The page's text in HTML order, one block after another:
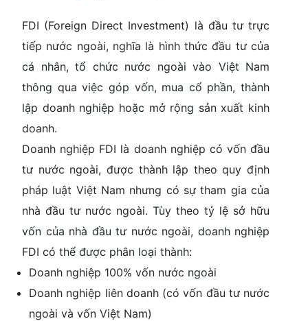
FDI (Foreign Direct Investment) là đầu tư trực
tiếp nước ngoài, nghĩa là hình thức đầu tư của
cá nhân, tổ chức nước ngoài vào Việt Nam
thông qua việc góp vốn, mua cổ phần, thành
lập doanh nghiệp hoặc mở rộng sản xuất kinh
doanh.
Doanh nghiệp FDI là doanh nghiệp có vốn đầu
tư nước ngoài, được thành lập theo quy định
pháp luật Việt Nam nhưng có sự tham gia của
nhà đầu tư nước ngoài. Tùy theo tỷ lệ sở hữu
vốn của nhà đầu tư nước ngoài, doanh nghiệp
FDI có thể được phân loại thành:
Doanh nghiệp 100% vốn nước ngoài
Doanh nghiệp liên doanh (có vốn đầu tư nước
ngoài và vốn Việt Nam)